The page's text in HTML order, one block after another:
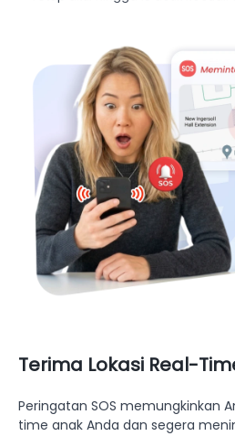
Terima Lokasi Real-
Peringatan SOS memungkinkan
time anak Anda dan segera